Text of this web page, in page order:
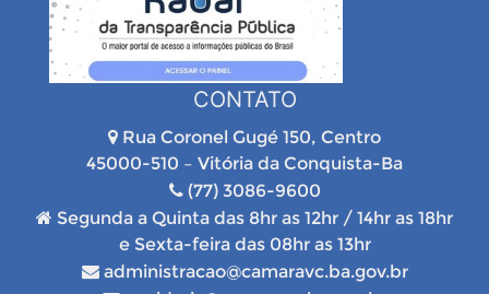
CONTATO
Rua Coronel Gugé 150, Centro
45000-510 – Vitória da Conquista-Ba
(77) 3086-9600
Segunda a Quinta das 8hr as 12hr / 14hr as 18hr
e Sexta-feira das 08hr as 13hr
administracao@camaravc.ba.gov.br